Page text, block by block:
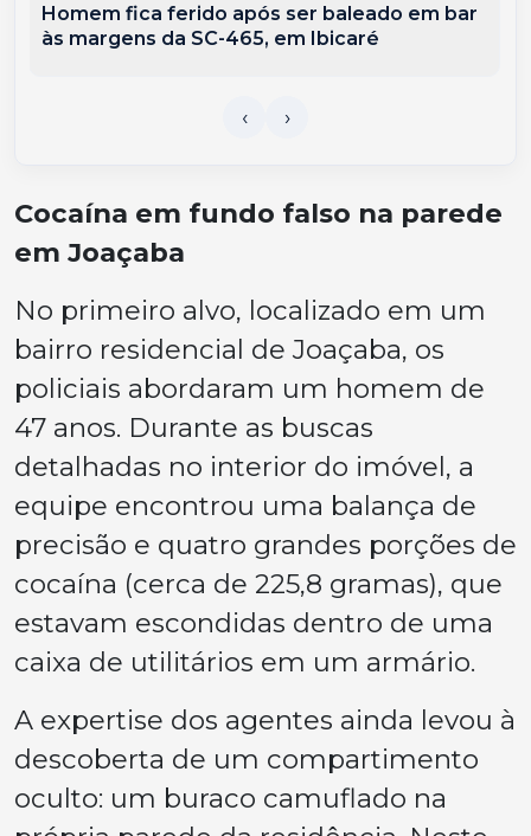
Homem fica ferido após ser baleado em bar
às margens da SC-465, em Ibicaré
Cocaína em fundo falso na parede
em Joaçaba
No primeiro alvo, localizado em um
bairro residencial de Joaçaba, os
policiais abordaram um homem de
47 anos. Durante as buscas
detalhadas no interior do imóvel, a
equipe encontrou uma balança de
precisão e quatro grandes porções de
cocaína (cerca de 225,8 gramas), que
estavam escondidas dentro de uma
caixa de utilitários em um armário.
A expertise dos agentes ainda levou à
descoberta de um compartimento
oculto: um buraco camuflado na